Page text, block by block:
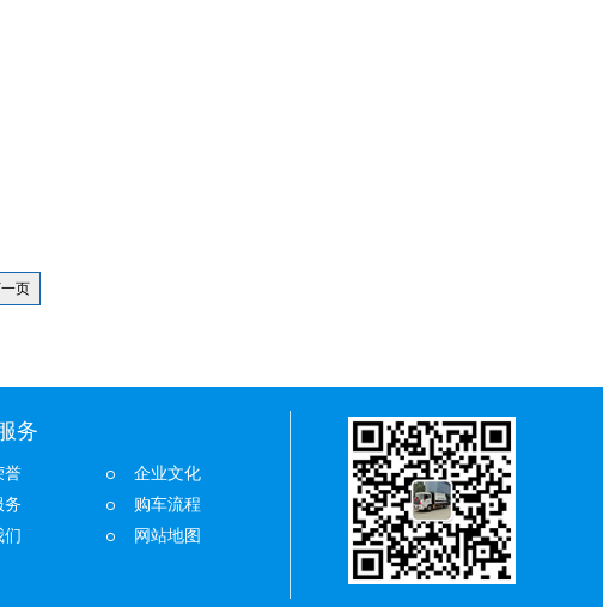
页
务
誉
企业文化
务
购车流程
们
网站地图